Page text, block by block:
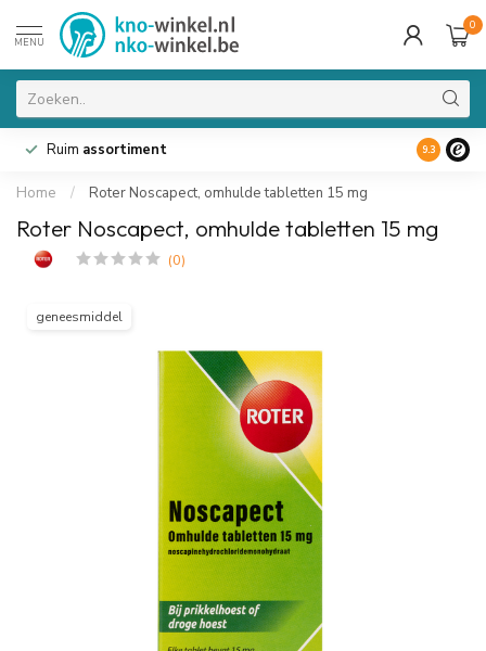
MENU
0
Ruim assortiment 9.3
Home / Roter Noscapect, omhulde tabletten 15 mg
Roter Noscapect, omhulde tabletten 15 mg
(0)
geneesmiddel